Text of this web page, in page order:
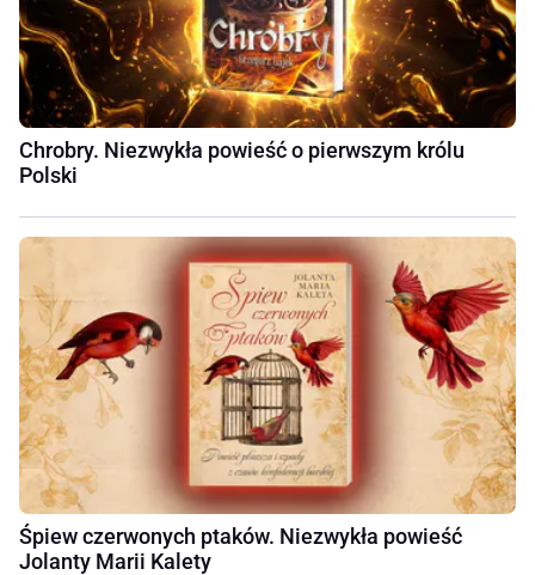
Chrobry. Niezwykła powieść o pierwszym królu
Polski
Śpiew czerwonych ptaków. Niezwykła powieść
Jolanty Marii Kalety